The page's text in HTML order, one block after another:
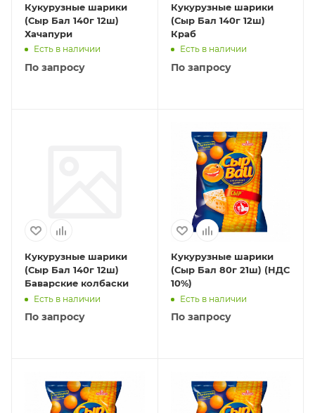
Кукурузные шарики
(Сыр Бал 140г 12ш)
Хачапури
Есть в наличии
По запросу
Кукурузные шарики
(Сыр Бал 140г 12ш)
Краб
Есть в наличии
По запросу
Кукурузные шарики
(Сыр Бал 140г 12ш)
Баварские колбаски
Есть в наличии
По запросу
Кукурузные шарики
(Сыр Бал 80г 21ш) (НДС
10%)
Есть в наличии
По запросу